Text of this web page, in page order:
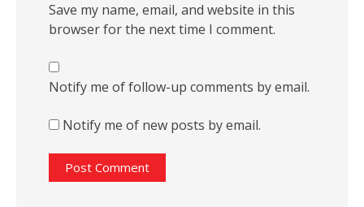
Save my name, email, and website in this
browser for the next time I comment.
Notify me of follow-up comments by email.
Notify me of new posts by email.